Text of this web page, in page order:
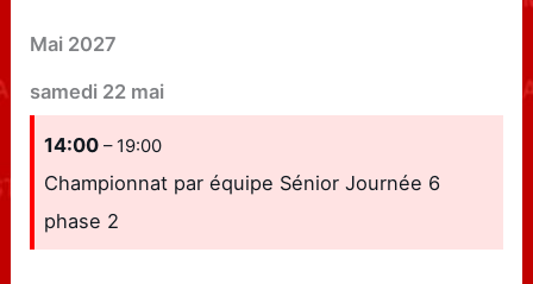
Mai 2027
samedi 22 mai
14:00– 19:00
Championnat par équipe Sénior Journée 6
phase 2